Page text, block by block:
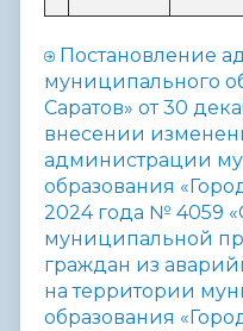
Постановление
муниципального
Саратов» от 30
внесении
администрации
образования
2024 года № 4059
муниципальной
граждан из
на территории
образования